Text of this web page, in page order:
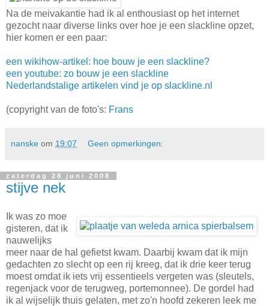
Na de meivakantie had ik al enthousiast op het internet
gezocht naar diverse links over hoe je een slackline opzet,
hier komen er een paar:
een wikihow-artikel: hoe bouw je een slackline?
een youtube: zo bouw je een slackline
Nederlandstalige artikelen vind je op slackline.nl
(copyright van de foto's: Frans
nanske om 19:07 Geen opmerkingen:
zaterdag 28 juni 2008
stijve nek
Ik was zo moe
gisteren, dat ik
nauwelijks
meer naar de hal gefietst kwam. Daarbij kwam dat ik mijn
gedachten zo slecht op een rij kreeg, dat ik drie keer terug
moest omdat ik iets vrij essentieels vergeten was (sleutels,
regenjack voor de terugweg, portemonnee). De gordel had
ik al wijselijk thuis gelaten, met zo'n hoofd zekeren leek me